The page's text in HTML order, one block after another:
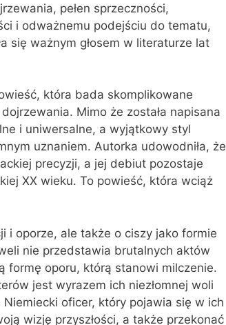
pełen sprzeczności,
i odważnemu podejściu do tematu,
się ważnym głosem w literaturze lat
która bada skomplikowane
Mimo że została napisana
i uniwersalne, a wyjątkowy styl
uznaniem. Autorka udowodniła, że
precyzji, a jej debiut pozostaje
XX wieku. To powieść, która wciąż
i oporze, ale także o ciszy jako formie
nie przedstawia brutalnych aktów
formę oporu, którą stanowi milczenie.
jest wyrazem ich niezłomnej woli
oficer, który pojawia się w ich
wizję przyszłości, a także przekonać